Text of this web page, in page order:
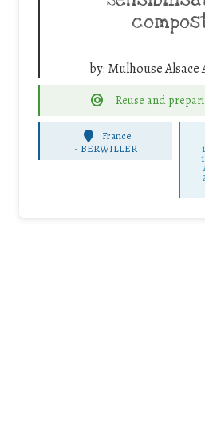
by: Mulhouse
Reuse and
France
- BERWILLER